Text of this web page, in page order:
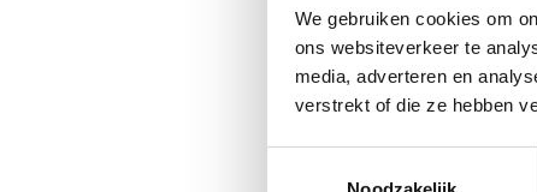
We gebruiken cookies om
ons websiteverkeer te
media, adverteren en
verstrekt of die ze hebben
zonnepanelen
B3